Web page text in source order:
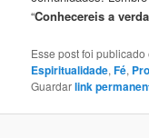
“Conhecereis a
Esse post foi publicado
Espiritualidade,Fé,
Guardarlink